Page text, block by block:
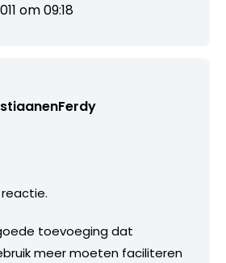
om 09:18
toevoeging dat
meer moeten faciliteren